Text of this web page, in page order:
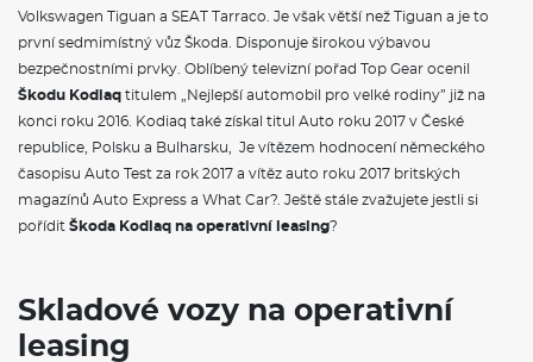
Volkswagen Tiguan a SEAT Tarraco. Je však větší než Tiguan a je to
první sedmimístný vůz Škoda. Disponuje širokou výbavou
bezpečnostními prvky. Oblíbený televizní pořad Top Gear ocenil
Škodu Kodiaq titulem „Nejlepší automobil pro velké rodiny” již na
konci roku 2016. Kodiaq také získal titul Auto roku 2017 v České
republice, Polsku a Bulharsku, Je vítězem hodnocení německého
časopisu Auto Test za rok 2017 a vítěz auto roku 2017 britských
magazínů Auto Express a What Car?. Ještě stále zvažujete jestli si
pořídit Škoda Kodiaq na operativní leasing?
Skladové vozy na operativní
leasing